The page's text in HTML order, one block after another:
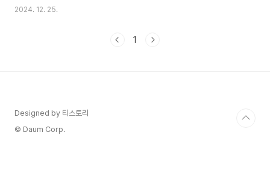
보험을 고르려면 신중한 비교와 분석이 필요합니다. 이 글에서는 주요 보험사
보험이란?간병인 보험은 사고, 질병, 노화 등으로 인해 간병 서비스가 필요할
2024. 12. 25.
1
Designed by 티스토리
© Daum Corp.